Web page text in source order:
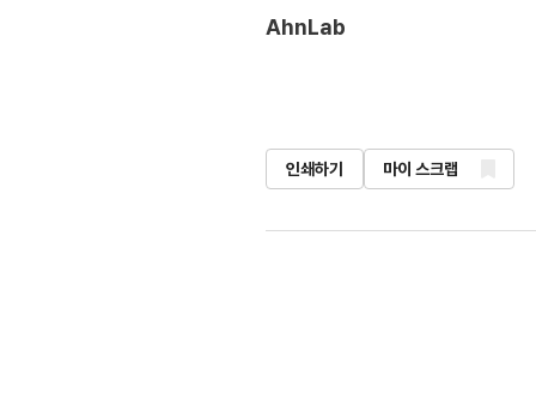
AhnLab
인쇄하기 마이 스크랩